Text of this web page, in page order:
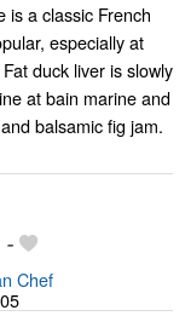
is a classic French
especially at
duck liver is slowly
at bain marine and
balsamic fig jam.
-
Chef